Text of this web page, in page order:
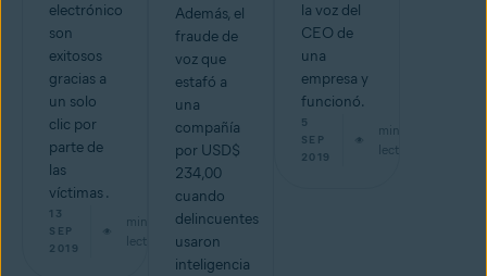
electrónico
son
exitosos
gracias a
un solo
clic por
parte de
las
víctimas .
13
SEP
2019
min de
lectura
Además, el
fraude de
voz que
estafó a
una
compañía
por USD$
234,00
cuando
delincuentes
usaron
inteligencia
la voz del
CEO de
una
empresa y
funcionó.
5
SEP
2019
min de
lectura